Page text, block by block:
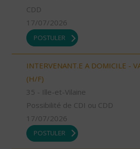
CDD
17/07/2026
POSTULER
INTERVENANT.E A DOMICILE -
(H/F)
35 - Ille-et-Vilaine
Possibilité de CDI ou CDD
17/07/2026
POSTULER